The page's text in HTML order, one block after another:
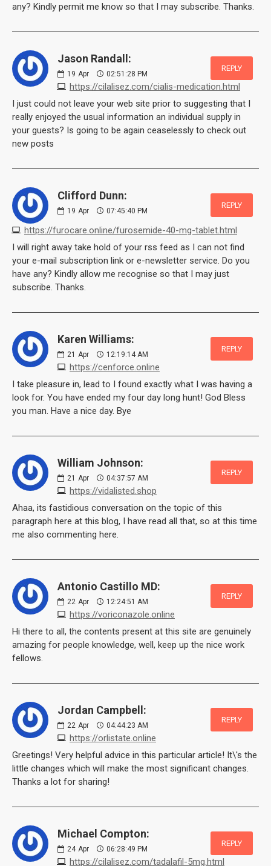
any? Kindly permit me know so that I may subscribe. Thanks.
Jason Randall:
19 Apr 02:51:28 PM
https://cilalisez.com/cialis-medication.html
REPLY
I just could not leave your web site prior to suggesting that I
really enjoyed the usual information an individual supply in
your guests? Is going to be again ceaselessly to check out
new posts
Clifford Dunn:
19 Apr 07:45:40 PM
https://furocare.online/furosemide-40-mg-tablet.html
REPLY
I will right away take hold of your rss feed as I can not find
your e-mail subscription link or e-newsletter service. Do you
have any? Kindly allow me recognise so that I may just
subscribe. Thanks.
Karen Williams:
21 Apr 12:19:14 AM
https://cenforce.online
REPLY
I take pleasure in, lead to I found exactly what I was having a
look for. You have ended my four day long hunt! God Bless
you man. Have a nice day. Bye
William Johnson:
21 Apr 04:37:57 AM
https://vidalisted.shop
REPLY
Ahaa, its fastidious conversation on the topic of this
paragraph here at this blog, I have read all that, so at this time
me also commenting here.
Antonio Castillo MD:
22 Apr 12:24:51 AM
https://voriconazole.online
REPLY
Hi there to all, the contents present at this site are genuinely
amazing for people knowledge, well, keep up the nice work
fellows.
Jordan Campbell:
22 Apr 04:44:23 AM
https://orlistate.online
REPLY
Greetings! Very helpful advice in this particular article! It\'s the
little changes which will make the most significant changes.
Thanks a lot for sharing!
Michael Compton:
24 Apr 06:28:49 PM
https://cilalisez.com/tadalafil-5mg.html
REPLY